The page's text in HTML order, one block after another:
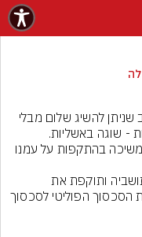
- שוגה באשליות.
ישראל פוגעת בירושלים, מפרה את זכויות תושביה ותוקפת את